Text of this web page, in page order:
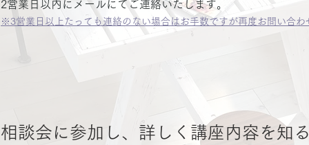
2営業日以内にメールにてご連絡いたします。
※3営業日以上たっても連絡のない場合はお手数ですが再度お問い合わ
相談会に参加し、詳しく講座内容を知る